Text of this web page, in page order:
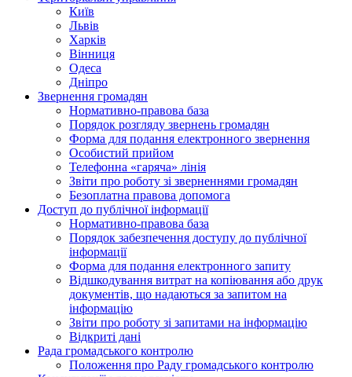
Київ
Львів
Харків
Вінниця
Одеса
Дніпро
Звернення громадян
Нормативно-правова база
Порядок розгляду звернень громадян
Форма для подання електронного звернення
Особистий прийом
Телефонна «гаряча» лінія
Звіти про роботу зі зверненнями громадян
Безоплатна правова допомога
Доступ до публічної інформації
Нормативно-правова база
Порядок забезпечення доступу до публічної
інформації
Форма для подання електронного запиту
Відшкодування витрат на копіювання або друк
документів, що надаються за запитом на
інформацію
Звіти про роботу зі запитами на інформацію
Відкриті дані
Рада громадського контролю
Положення про Раду громадського контролю